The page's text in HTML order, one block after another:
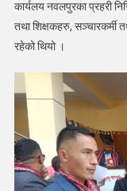
कार्यलय नवलपुरका प्रहरी
तथा शिक्षकहरु, सञ्चारकर्मी
रहेको थियो ।